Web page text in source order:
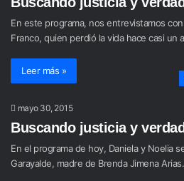
En este programa, nos entrevistamos
Franco, quien perdió la vida hace casi un
Leer más »
mayo 30, 2015
Buscando justicia y
En el programa de hoy, Daniela y Noelia
Garayalde, madre de Brenda Jimena